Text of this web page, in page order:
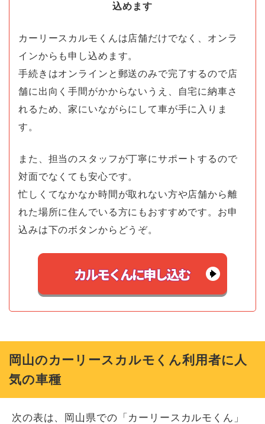
込めます
カーリースカルモくんは店舗だけでなく、オンラ
インからも申し込めます。
手続きはオンラインと郵送のみで完了するので店
舗に出向く手間がかからないうえ、自宅に納車さ
れるため、家にいながらにして車が手に入りま
す。
また、担当のスタッフが丁寧にサポートするので
対面でなくても安心です。
忙しくてなかなか時間が取れない方や店舗から離
れた場所に住んでいる方にもおすすめです。お申
込みは下のボタンからどうぞ。
岡山のカーリースカルモくん利用者に人
気の車種
次の表は、岡山県での「カーリースカルモくん」